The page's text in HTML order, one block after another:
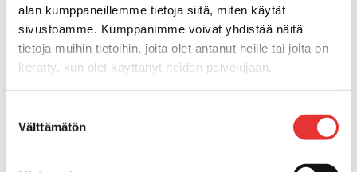
alan kumppaneillemme tietoja siitä, miten käytät
sivustoamme. Kumppanimme voivat yhdistää näitä
tietoja muihin tietoihin, joita olet antanut heille tai joita on
kerätty, kun olet käyttänyt heidän palvelujaan.
valinta
Välttämätön
Venetuolit
Tuolinjalat
Tuolit
Kansiluukut, ikkunat ja verhot
Verhot